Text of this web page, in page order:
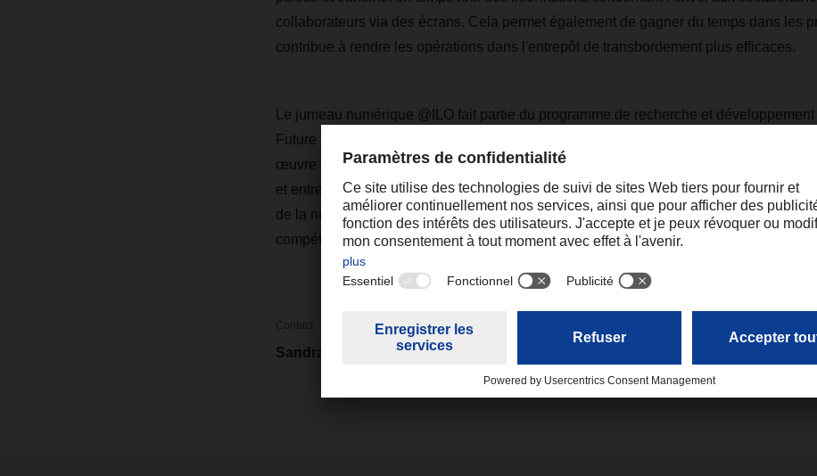
collaborateurs via des écrans. Cela permet également de gagner du temps dans les
contribue à rendre les opérations dans l'entrepôt de transbordement plus efficaces.
Le jumeau numérique @ILO fait partie du programme de recherche et
Future Terminal ». Dans ce cadre, le prestataire de services logistiques a l'intention
œuvre des technologies et des processus innovants dans ses terminaux de
et entrepôts au cours des prochaines années. L'objectif est de répondre aux défis et
de la numérisation et de la durabilité en développant des innovations internes, ce qui
compétitivité de l'entreprise familiale.
Contact
Sandra Pereira Leal